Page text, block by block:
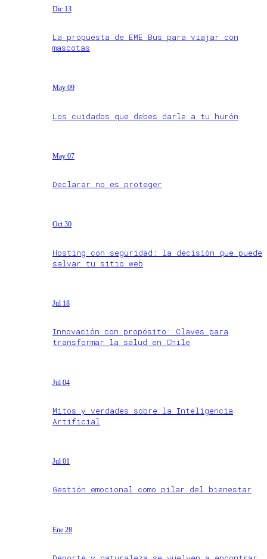
Dic 13
La propuesta de EME Bus para viajar con
mascotas
May 09
Los cuidados que debes darle a tu hurón
May 07
Declarar no es proteger
Oct 30
Hosting con seguridad: la decisión que puede
salvar tu sitio web
Jul 18
Innovación con propósito: Claves para
transformar la salud en Chile
Jul 04
Mitos y verdades sobre la Inteligencia
Artificial
Jul 01
Gestión emocional como pilar del bienestar
Ene 28